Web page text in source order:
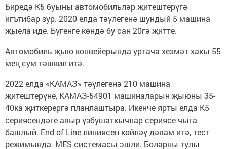
Биредә К5 буыны автомобильләр җитештерүгә
игътибар зур. 2020 елда тәүлегенә шундый 5 машина
җыела иде. Бүгенге көндә бу сан 20гә җитте.
Автомобиль җыю конвейерында уртача хезмәт хакы 55
мең сум тәшкил итә.
2022 елда «КАМАЗ» тәүлегенә 210 машина
җитештерүне, КАМАЗ-54901 машиналарын җыюны 35-
40ка җиткерергә планлаштыра. Икенче ярты елда К5
сериясендәге авыр үзбушаткычлар сериясе чыга
башлый. End of Line линиясен көйләү дәвам итә, тест
режимында MES системасы эшли. Боларны тулы